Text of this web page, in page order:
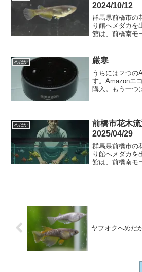
2024/10/12
群馬県前橋市の
り館へメダカを
館は、前橋南モ
ナイトフリル体
フリル漆黒アー
めだか 厳寒
うちには２つの
す。Amazonエ
購入。もう一つ
ない）、...
めだか
前橋市花木
2025/04/29
群馬県前橋市の
り館へメダカを
館は、前橋南モ
ヤフオクへめだ